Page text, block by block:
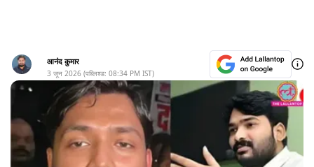
आनंद कुमार
3 जून 2026 (पब्लिश्ड: 08:34 PM IST)